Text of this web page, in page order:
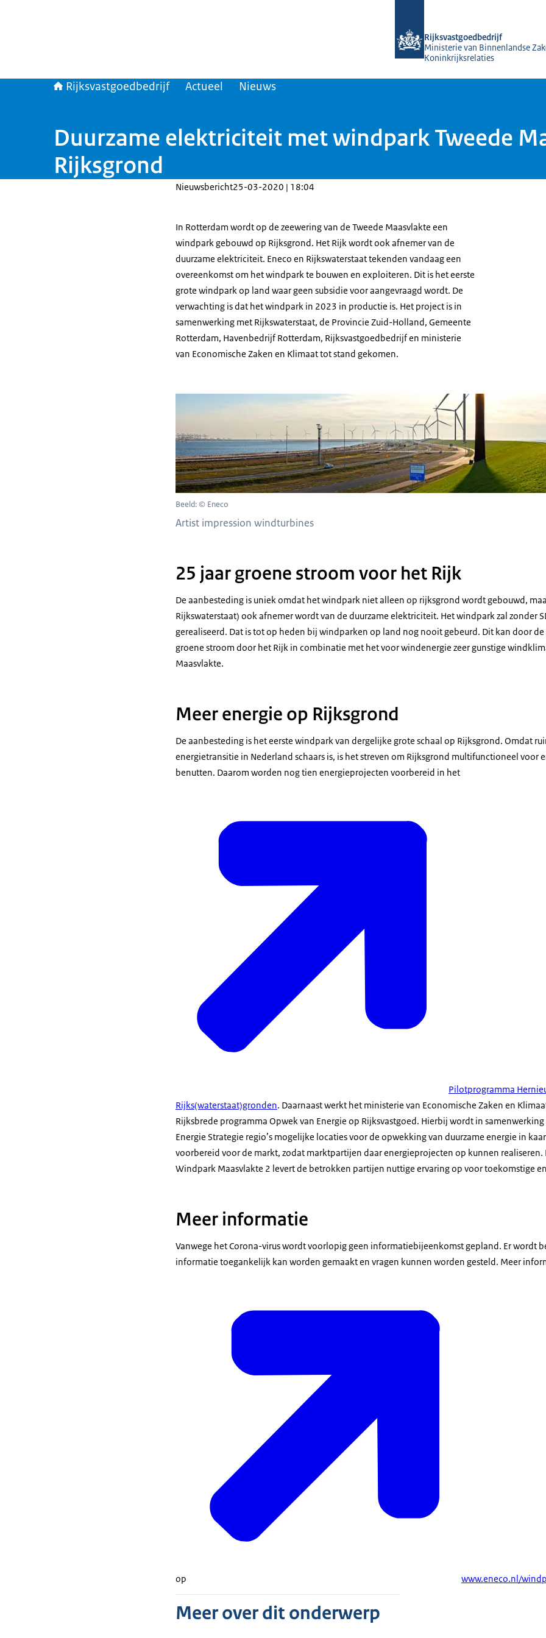
Rijksvastgoedbedrijf
Ministerie van Binnenlandse
Koninkrijksrelaties
Rijksvastgoedbedrijf Actueel Nieuws
Duurzame elektriciteit met windpark Tweede
Rijksgrond
Nieuwsbericht25-03-2020 | 18:04
In Rotterdam wordt op de zeewering van de Tweede Maasvlakte een
windpark gebouwd op Rijksgrond. Het Rijk wordt ook afnemer van de
duurzame elektriciteit. Eneco en Rijkswaterstaat tekenden vandaag een
overeenkomst om het windpark te bouwen en exploiteren. Dit is het eerste
grote windpark op land waar geen subsidie voor aangevraagd wordt. De
verwachting is dat het windpark in 2023 in productie is. Het project is in
samenwerking met Rijkswaterstaat, de Provincie Zuid-Holland, Gemeente
Rotterdam, Havenbedrijf Rotterdam, Rijksvastgoedbedrijf en ministerie
van Economische Zaken en Klimaat tot stand gekomen.
Beeld: © Eneco
Artist impression windturbines
25 jaar groene stroom voor het Rijk
De aanbesteding is uniek omdat het windpark niet alleen op rijksgrond wordt gebouwd,
Rijkswaterstaat) ook afnemer wordt van de duurzame elektriciteit. Het windpark zal zonder
gerealiseerd. Dat is tot op heden bij windparken op land nog nooit gebeurd. Dit kan door
groene stroom door het Rijk in combinatie met het voor windenergie zeer gunstige
Maasvlakte.
Meer energie op Rijksgrond
De aanbesteding is het eerste windpark van dergelijke grote schaal op Rijksgrond. Omdat
energietransitie in Nederland schaars is, is het streven om Rijksgrond multifunctioneel voor
benutten. Daarom worden nog tien energieprojecten voorbereid in het
Pilotprogramma
Rijks(waterstaat)gronden. Daarnaast werkt het ministerie van Economische Zaken en
Rijksbrede programma Opwek van Energie op Rijksvastgoed. Hierbij wordt in
Energie Strategie regio’s mogelijke locaties voor de opwekking van duurzame energie in
voorbereid voor de markt, zodat marktpartijen daar energieprojecten op kunnen realiseren.
Windpark Maasvlakte 2 levert de betrokken partijen nuttige ervaring op voor toekomstige
Meer informatie
Vanwege het Corona-virus wordt voorlopig geen informatiebijeenkomst gepland. Er wordt
informatie toegankelijk kan worden gemaakt en vragen kunnen worden gesteld. Meer
op www.eneco.nl/
Meer over dit onderwerp